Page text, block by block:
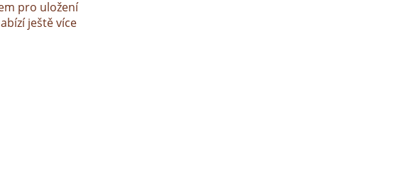
pro uložení
ještě více